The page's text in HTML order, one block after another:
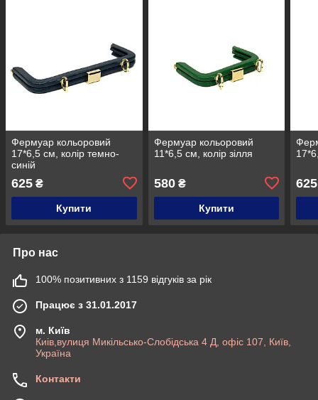
Фермуар кольоровий
17*6,5 см, колір темно-
синій
625 ₴
Купити
Фермуар кольоровий
11*6,5 см, колір зілля
580₴
Купити
625
Про нас
100% позитивних з 1159 відгуків за рік
Працює з 31.01.2017
м. Київ
Киів,вулиця Микільсько-Слобідська 4 Д, офіс 107, Київ,
Україна
Контакти